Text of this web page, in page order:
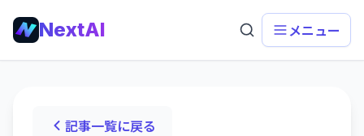
NextAI メニュー
記事一覧に戻る